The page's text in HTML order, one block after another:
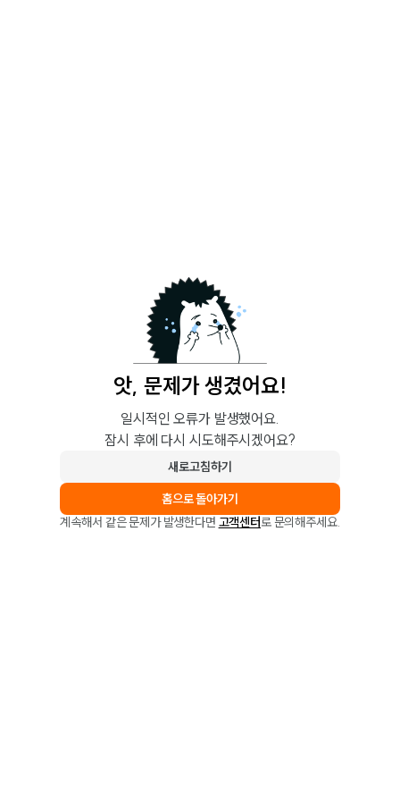
앗, 문제가 생겼어요!
일시적인 오류가 발생했어요.
잠시 후에 다시 시도해주시겠어요?
새로고침하기
홈으로 돌아가기
계속해서 같은 문제가 발생한다면 고객센터로 문의해주세요.